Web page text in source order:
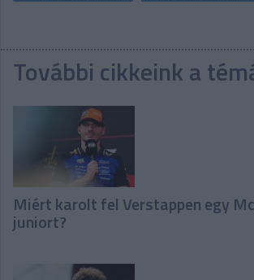
További cikkeink a
Miért karolt fel Verstappen egy
juniort?